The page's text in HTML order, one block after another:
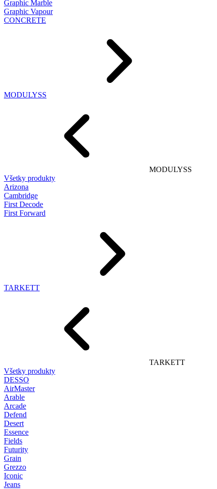
Graphic Marble
Graphic Vapour
CONCRETE
MODULYSS
MODULYSS
Všetky produkty
Arizona
Cambridge
First Decode
First Forward
TARKETT
TARKETT
Všetky produkty
DESSO
AirMaster
Arable
Arcade
Defend
Desert
Essence
Fields
Futurity
Grain
Grezzo
Iconic
Jeans